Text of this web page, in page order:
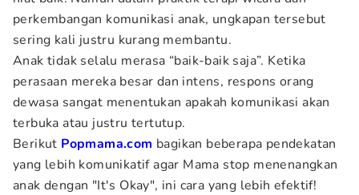
perkembangan komunikasi anak, ungkapan tersebut
sering kali justru kurang membantu.
Anak tidak selalu merasa “baik-baik saja”. Ketika
perasaan mereka besar dan intens, respons orang
dewasa sangat menentukan apakah komunikasi akan
terbuka atau justru tertutup.
Berikut Popmama.com bagikan beberapa pendekatan
yang lebih komunikatif agar Mama stop menenangkan
anak dengan "It's Okay", ini cara yang lebih efektif!